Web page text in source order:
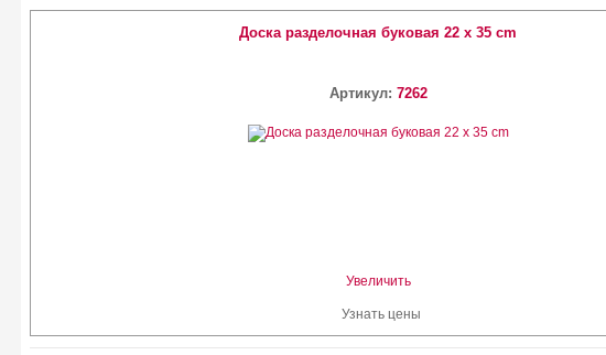
Доска разделочная буковая 22 х 35 cm
Артикул: 7262
Увеличить
Узнать цены